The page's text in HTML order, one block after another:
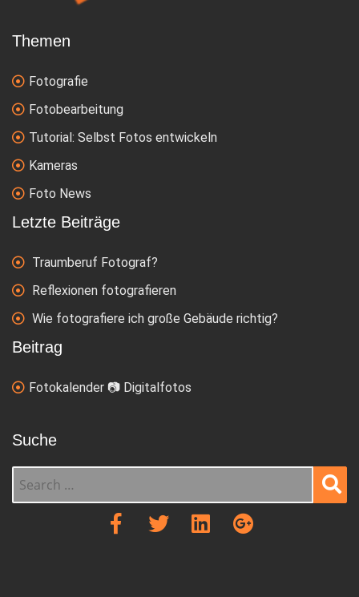
Themen
Fotografie
Fotobearbeitung
Tutorial: Selbst Fotos entwickeln
Kameras
Foto News
Letzte Beiträge
Traumberuf Fotograf?
Reflexionen fotografieren
Wie fotografiere ich große Gebäude richtig?
Beitrag
Fotokalender 📷 Digitalfotos
Suche
Sear